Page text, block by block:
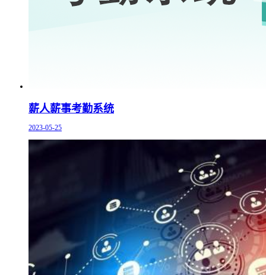
薪人薪事考勤系统
2023-05-25